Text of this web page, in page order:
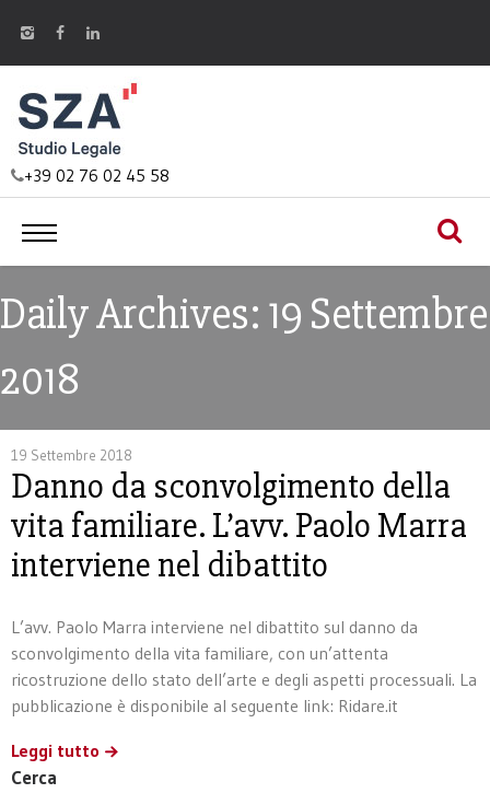
+39 02 76 02 45 58
Daily Archives: 19 Settembre
2018
19 Settembre 2018
Danno da sconvolgimento della
vita familiare. L’avv. Paolo Marra
interviene nel dibattito
L’avv. Paolo Marra interviene nel dibattito sul danno da
sconvolgimento della vita familiare, con un’attenta
ricostruzione dello stato dell’arte e degli aspetti processuali. La
pubblicazione è disponibile al seguente link: Ridare.it
Leggi tutto
Cerca